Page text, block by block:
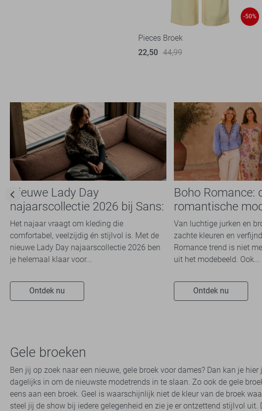
Schoenen
Sportkleding
Overige
-50%
Pieces Broek
22,50 44,99
Nieuwe Lady Day
najaarscollectie 2026 bij Sans:
stijl en comfort in
travelkwaliteit
Het najaar vraagt om kleding die
comfortabel, veelzijdig én stijlvol is. Met de
nieuwe Lady Day najaarscollectie 2026 ben
je helemaal klaar voor...
Ontdek nu
Boho Romance:
romantische
dit seizoen
Van luchtige jurken en
zachte kleuren en
Romance trend is niet
uit het modebeeld. Ook...
Ontdek nu
Gele broeken
Ben jij op zoek naar een nieuwe, gele broek voor dames? Dan kan je
dagelijks in om de nieuwste modetrends in te slaan. Zo ook de gele
eens aan een broek. Geel is waarschijnlijk niet de kleur van de broek
steel jij de show bij iedere gelegenheid en zie je er ontzettend stijlvol